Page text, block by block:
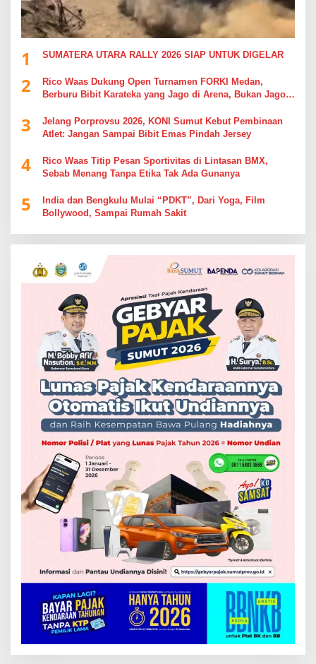
1 SUMATERA UTARA RALLY 2026 SIAP UNTUK DIGELAR
2
Rico Waas Dukung Open Turnamen FORKI Medan,
Berburu Bibit Karateka yang Jago di Arena, Bukan Jago
3
Jelang Porprovsu 2026, KONI Sumut Kebut Pembinaan
Atlet: Jangan Sampai Bibit Emas Pindah Jersey
4
Rico Waas Titip Pesan Sportivitas di Lintasan BMX,
Sebab Menang Tanpa Etika Tak Ada Gunanya
5
India dan Bengkulu Mulai “PDKT”, Dari Yoga, Film
Bollywood, Sampai Rumah Sakit